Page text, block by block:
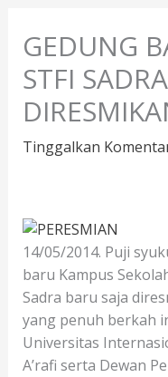
GEDUNG
STFI
Tinggalkan
14/05/2014. Puji
baru Kampus
Sadra baru saja
yang penuh berkah
Universitas
A’rafi serta Dewan